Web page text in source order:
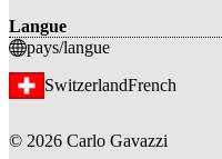
Langue
pays/langue
SwitzerlandFrench
© 2026 Carlo Gavazzi